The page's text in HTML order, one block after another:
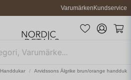
VarumärkenKundservice
Handdukar Arvidssons Älgrike brun/orange handduk